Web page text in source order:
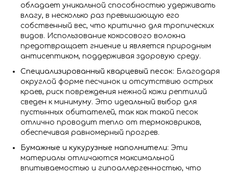
обладает уникальной способностью удерживать
влагу, в несколько раз превышающую его
собственный вес, что критично для тропических
видов. Использование кокосового волокна
предотвращает гниение и является природным
антисептиком, поддерживая здоровую среду.
Специализированный кварцевый песок: Благодаря
округлой форме песчинок и отсутствию острых
краев, риск повреждения нежной кожи рептилий
сведен к минимуму. Это идеальный выбор для
пустынных обитателей, так как такой песок
отлично проводит тепло от термоковриков,
обеспечивая равномерный прогрев.
Бумажные и кукурузные наполнители: Эти
материалы отличаются максимальной
впитываемостью и гипоаллергенностью, что